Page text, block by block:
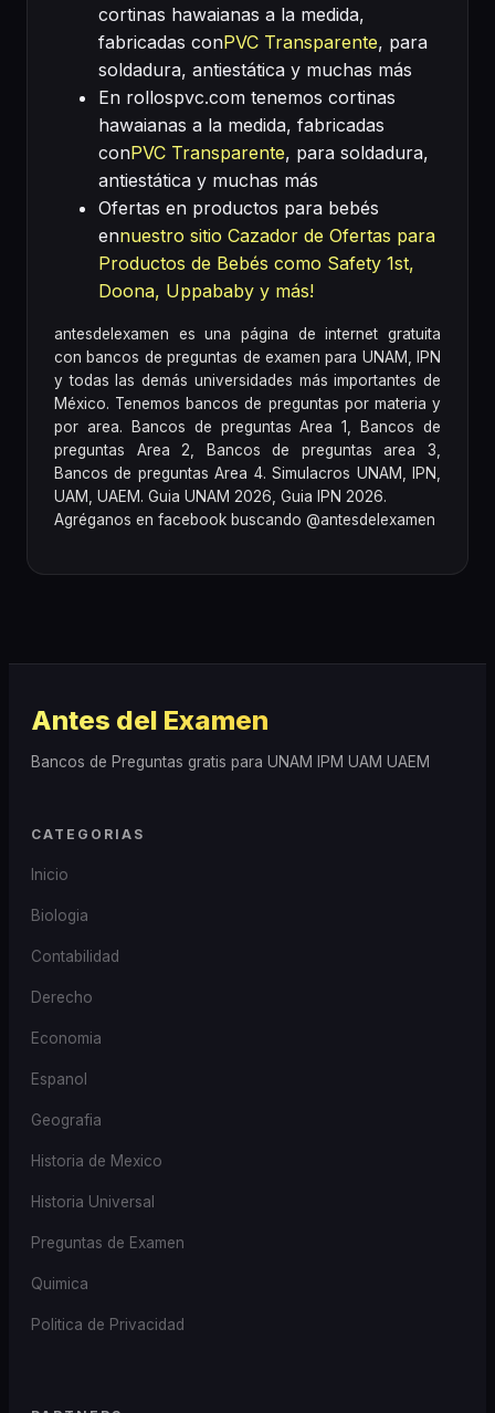
cortinas hawaianas a la medida,
fabricadas conPVC Transparente, para
soldadura, antiestática y muchas más
En rollospvc.com tenemos cortinas
hawaianas a la medida, fabricadas
conPVC Transparente, para soldadura,
antiestática y muchas más
Ofertas en productos para bebés
ennuestro sitio Cazador de Ofertas para
Productos de Bebés como Safety 1st,
Doona, Uppababy y más!
antesdelexamen es una página de internet gratuita
con bancos de preguntas de examen para UNAM, IPN
y todas las demás universidades más importantes de
México. Tenemos bancos de preguntas por materia y
por area. Bancos de preguntas Area 1, Bancos de
preguntas Area 2, Bancos de preguntas area 3,
Bancos de preguntas Area 4. Simulacros UNAM, IPN,
UAM, UAEM. Guia UNAM 2026, Guia IPN 2026.
Agréganos en facebook buscando @antesdelexamen
Antes del Examen
Bancos de Preguntas gratis para UNAM IPM UAM UAEM
CATEGORIAS
Inicio
Biologia
Contabilidad
Derecho
Economia
Espanol
Geografia
Historia de Mexico
Historia Universal
Preguntas de Examen
Quimica
Politica de Privacidad